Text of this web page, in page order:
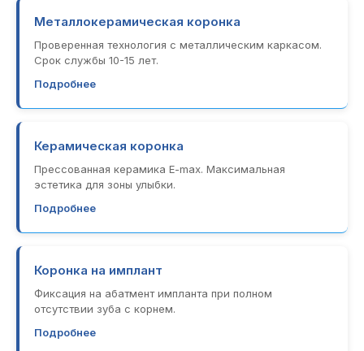
Металлокерамическая коронка
Проверенная технология с металлическим каркасом.
Срок службы 10-15 лет.
Подробнее
Керамическая коронка
Прессованная керамика E-max. Максимальная
эстетика для зоны улыбки.
Подробнее
Коронка на имплант
Фиксация на абатмент импланта при полном
отсутствии зуба с корнем.
Подробнее